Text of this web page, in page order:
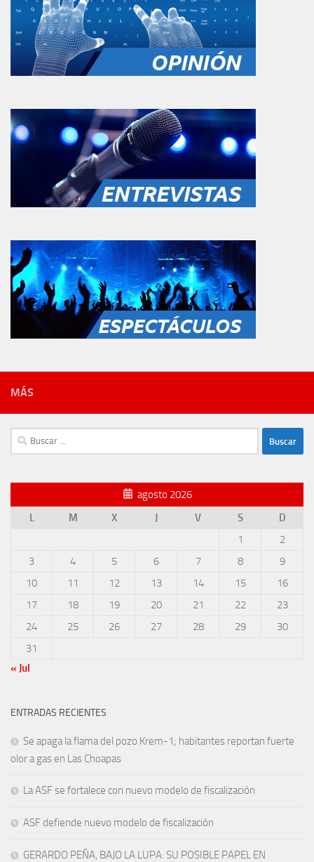
MÁS
Buscar:
agosto 2026
L
M X J V S
D
1
2
3
4 5 6 7 8
9
10
11 12 13 14 15
16
17
18 19 20 21 22
23
24
25 26 27 28 29
30
31
« Jul
ENTRADAS RECIENTES
Se apaga la flama del pozo Krem-1; habitantes reportan fuerte
olor a gas en Las Choapas
La ASF se fortalece con nuevo modelo de fiscalización
ASF defiende nuevo modelo de fiscalización
GERARDO PEÑA, BAJO LA LUPA: SU POSIBLE PAPEL EN